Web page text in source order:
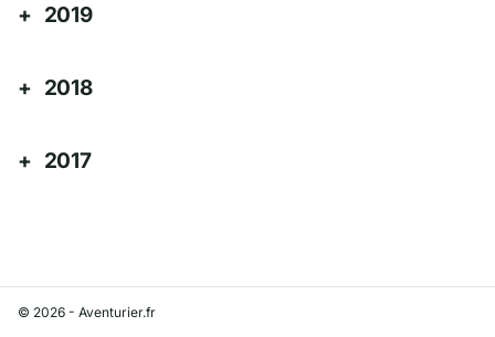
2019
2018
2017
© 2026 - Aventurier.fr